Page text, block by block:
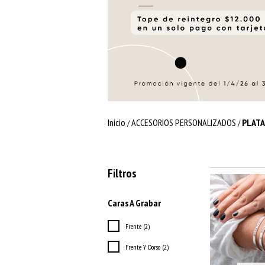
Inicio /ACCESORIOS PERSONALIZADOS /
Filtros
Caras A Grabar
Frente (2)
Frente Y Dorso (2)